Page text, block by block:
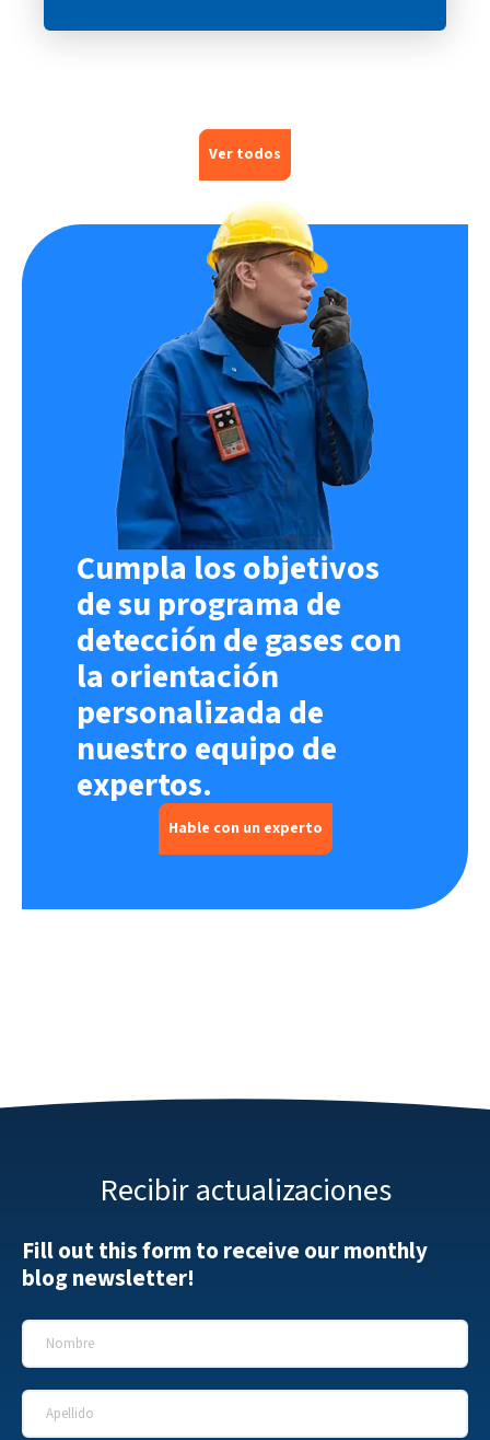
Ver todos
Cumpla los objetivos
de su programa de
detección de gases con
la orientación
personalizada de
nuestro equipo de
expertos.
Hable con un experto
Recibir actualizaciones
Fill out this form to receive our monthly
blog newsletter!
Nombre
Apellido